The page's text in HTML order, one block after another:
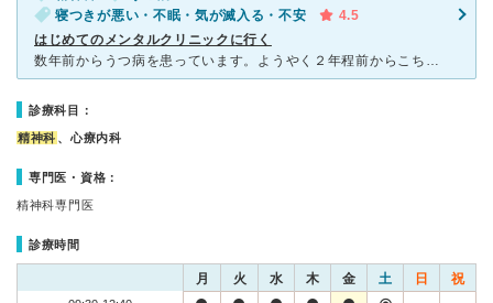
寝つきが悪い・不眠・気が滅入る・不安
4.5
はじめてのメンタルクリニックに行く
数年前からうつ病を患っています。ようやく２年程前からこちらのメンタルクリニックへ通院するようになりました。初回はやはり予約が必要という事でしたので電話で予約した所、その際に軽い質問も受けました。どのよ
診療科目：
精神科 、心療内科
専門医・資格：
精神科専門医
診療時間
月 火 水 木 金 土 日 祝